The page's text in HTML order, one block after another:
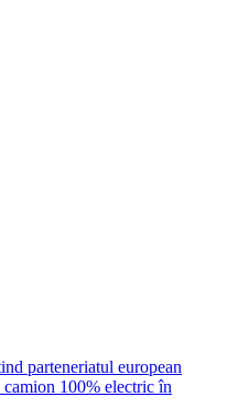
parteneriatul european
100% electric în